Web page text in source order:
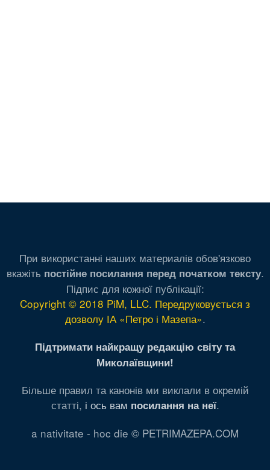
При використанні наших материалів обов'язково
вкажіть постійне посилання перед початком тексту.
Підпис для кожної публікації:
Copyright © 2018 PiM, LLC. Передруковується з
дозволу ІА «Петро і Мазепа».
Підтримати найкращу редакцію світу та
Миколаївщини!
Більше правил та канонів ми виклали в окремій
статті, і ось вам посилання на неї.
a nativitate - hoc die © PETRIMAZEPA.COM